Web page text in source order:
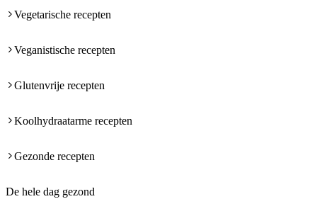
Vegetarische recepten
Veganistische recepten
Glutenvrije recepten
Koolhydraatarme recepten
Gezonde recepten
De hele dag gezond